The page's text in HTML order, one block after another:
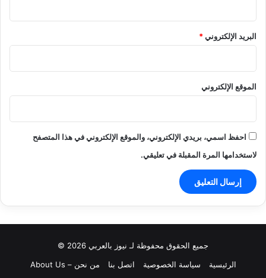
البريد الإلكتروني*
الموقع الإلكتروني
احفظ اسمي، بريدي الإلكتروني، والموقع الإلكتروني في هذا المتصفح
لاستخدامها المرة المقبلة في تعليقي.
جميع الحقوق محفوظة لـ نيوز بالعربي 2026 ©
الرئيسية
سياسة الخصوصية اتصل بنا من نحن – About Us